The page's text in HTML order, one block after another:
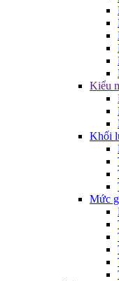
Kiểu
Khối
Mức